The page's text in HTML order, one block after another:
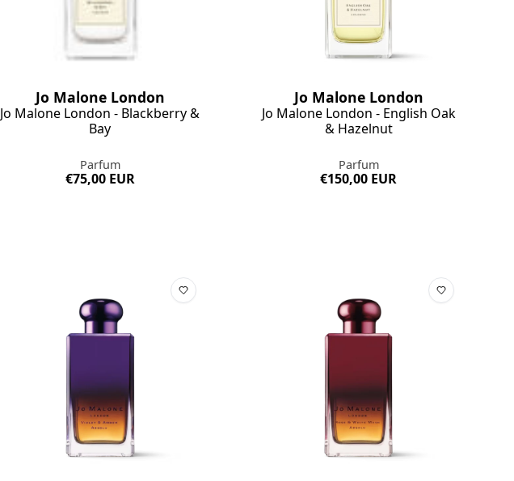
Jo Malone London
Jo Malone London - Blackberry &
Bay
Parfum
€75,00 EUR
Jo Malone London
Jo Malone London - English Oak
& Hazelnut
Parfum
€150,00 EUR